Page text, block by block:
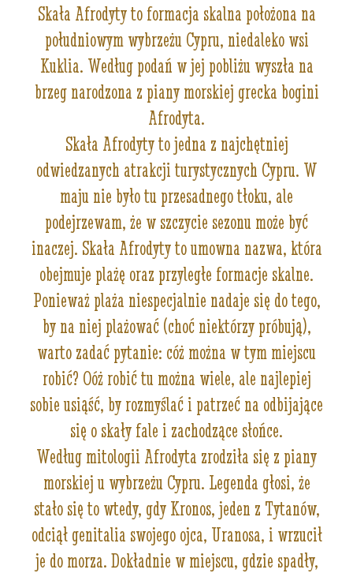
Skała Afrodyty to formacja skalna położona na
południowym wybrzeżu Cypru, niedaleko wsi
Kuklia. Według podań w jej pobliżu wyszła na
brzeg narodzona z piany morskiej grecka bogini
Afrodyta.
Skała Afrodyty to jedna z najchętniej
odwiedzanych atrakcji turystycznych Cypru. W
maju nie było tu przesadnego tłoku, ale
podejrzewam, że w szczycie sezonu może być
inaczej. Skała Afrodyty to umowna nazwa, która
obejmuje plażę oraz przyległe formacje skalne.
Ponieważ plaża niespecjalnie nadaje się do tego,
by na niej plażować (choć niektórzy próbują),
warto zadać pytanie: cóż można w tym miejscu
robić? Oóż robić tu można wiele, ale najlepiej
sobie usiąść, by rozmyślać i patrzeć na odbijające
się o skały fale i zachodzące słońce.
Według mitologii Afrodyta zrodziła się z piany
morskiej u wybrzeżu Cypru. Legenda głosi, że
stało się to wtedy, gdy Kronos, jeden z Tytanów,
odciął genitalia swojego ojca, Uranosa, i wrzucił
je do morza. Dokładnie w miejscu, gdzie spadły,